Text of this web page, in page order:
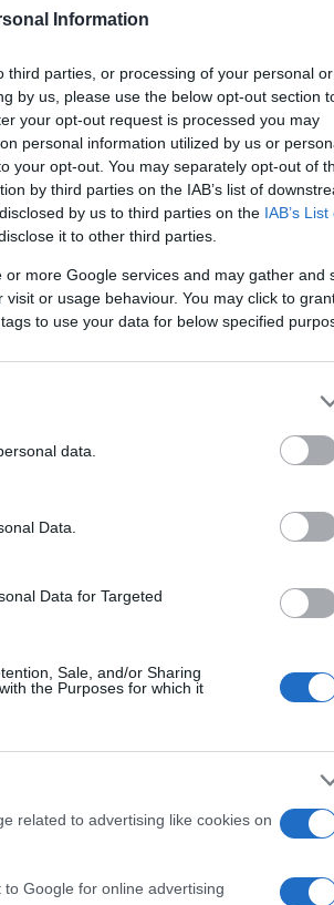
Information
parties, or processing of your personal or
by us, please use the below opt-out section
your opt-out request is processed you may
personal information utilized by us or
your opt-out. You may separately opt-out of
by third parties on the IAB’s list of
by us to third parties on the IAB’s List
it to other third parties.
more Google services and may gather and
or usage behaviour. You may click to
to use your data for below specified
data.
Data.
Data for Targeted
Sale, and/or Sharing
the Purposes for which it
related to advertising like cookies on
Google for online advertising
recomendados,
Cada sección
sea lo más cómodo y
que conectan sus
más populares incluyen
que conectan países
Renfe en España son
alternativa económica
Empresas como
permitiendo combinar
El
datos
Guía
perros
para